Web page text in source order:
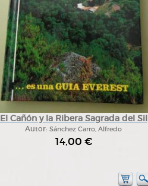
El Cañón y la Ribera Sagrada del Sil
Autor:Sánchez Carro, Alfredo
14,00 €